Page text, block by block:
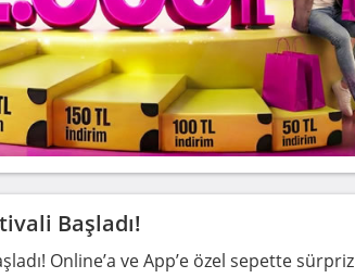
Başladı!
Online’a ve App’e özel sepette sürpriz